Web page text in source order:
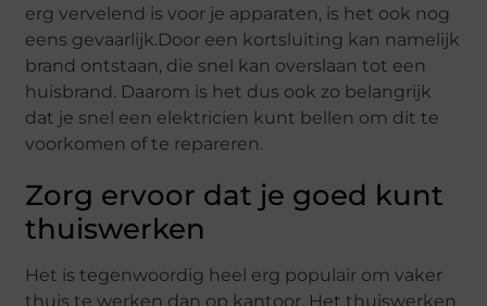
erg vervelend is voor je apparaten, is het ook nog
eens gevaarlijk.Door een kortsluiting kan namelijk
brand ontstaan, die snel kan overslaan tot een
huisbrand. Daarom is het dus ook zo belangrijk
dat je snel een elektricien kunt bellen om dit te
voorkomen of te repareren.
Zorg ervoor dat je goed kunt
thuiswerken
Het is tegenwoordig heel erg populair om vaker
thuis te werken dan op kantoor. Het thuiswerken